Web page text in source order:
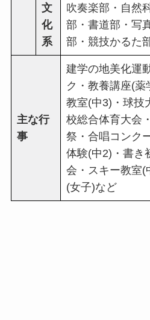
文
化
系
吹奏楽部・自然
部・書道部・写
部・競技かるた
主な行
事
建学の地美化運
ク・教養講座(薬
教室(中3)・球技
校総合体育大会
祭・合唱コンク
体験(中2)・書き
会・スキー教室(
(女子)など